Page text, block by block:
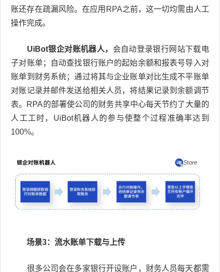
账还存在疏漏风险。在应用RPA之前，这一切均需由人工
操作完成。
UiBot银企对账机器人， 会自动登录银行网站下载电
子对账单；自动查找银行账户的起始余额和报表号导入对
账单到财务系统；通过将其与企业账单对比生成不平账单
对账记录并邮件发送给相关人员，将结果记录到余额调节
表。RPA的部署使公司的财务共享中心每天节约了大量的
人工工时，UiBot机器人的参与使整个过程准确率达到
100%。
场景3：流水账单下载与上传
很多公司会在多家银行开设账户，财务人员每天都需